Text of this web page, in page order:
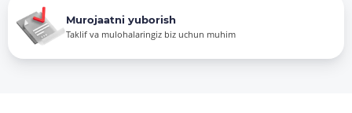
Murojaatni yuborish
Taklif va mulohalaringiz biz uchun muhim